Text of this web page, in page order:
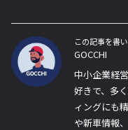
この記事を書
GOCCHI
中小企業経
好きで、多
ィングにも
や新車情報